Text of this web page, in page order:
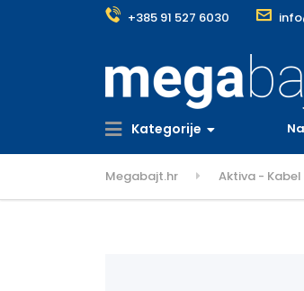
+385 91 527 6030
Kategorije
Megabajt.hr Aktiva - Kabel